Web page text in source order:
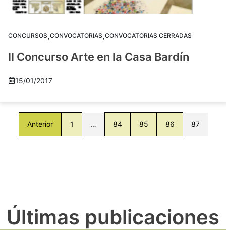
CONCURSOS,CONVOCATORIAS,CONVOCATORIAS CERRADAS
II Concurso Arte en la Casa Bardín
15/01/2017
Anterior 1 … 84 85 86 87
Últimas publicaciones